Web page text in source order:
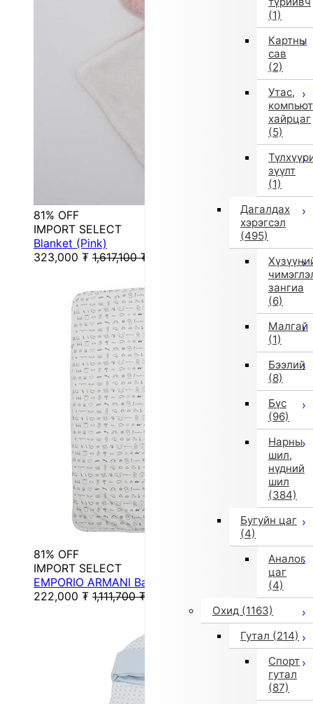
(1)
Картны
сав
(2)
Утас,
хайрцаг
(5)
зүүлт
(1)
Дагалдах
хэрэгсэл
(495)
зангиа
(6)
Малгай
(1)
Бээлий
(8)
Бүс
(96)
Нарны
шил,
нүдний
шил
(384)
Бугуйн цаг
(4)
Аналог
цаг
(4)
Охид (1163)
Гутал (214)
Спорт
гутал
(87)
81% OFF
IMPORT SELECT
Blanket (Pink)
323,000 ₮ 1,617,100 ₮
81% OFF
IMPORT SELECT
EMPORIO ARMANI Baby Swaddle
222,000 ₮ 1,111,700 ₮